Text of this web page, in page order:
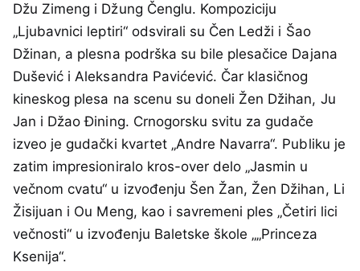
Džu Zimeng i Džung Čenglu. Kompoziciju
„Ljubavnici leptiri“ odsvirali su Čen Ledži i Šao
Džinan, a plesna podrška su bile plesačice Dajana
Dušević i Aleksandra Pavićević. Čar klasičnog
kineskog plesa na scenu su doneli Žen Džihan, Ju
Jan i Džao Đining. Crnogorsku svitu za gudače
izveo je gudački kvartet „Andre Navarra“. Publiku je
zatim impresioniralo kros-over delo „Jasmin u
večnom cvatu“ u izvođenju Šen Žan, Žen Džihan, Li
Žisijuan i Ou Meng, kao i savremeni ples „Četiri lici
večnosti“ u izvođenju Baletske škole „„Princeza
Ksenija“.